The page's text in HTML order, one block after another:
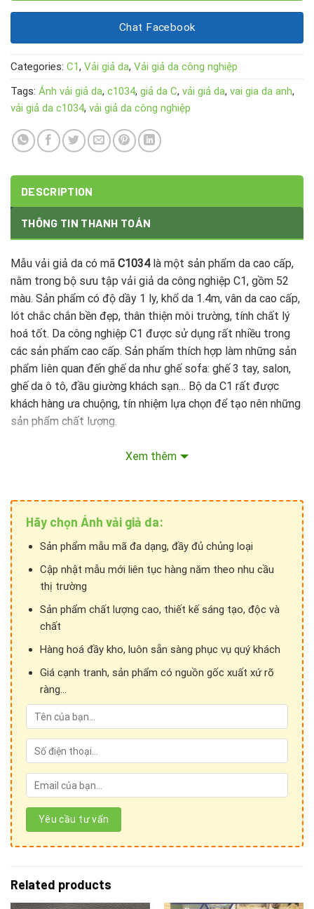
Chat Facebook
Categories: C1, Vải giả da, Vải giả da công nghiệp
Tags: Ánh vải giả da, c1034, giả da C, vải giả da, vai gia da anh,
vải giả da c1034, vải giả da công nghiệp
DESCRIPTION
THÔNG TIN THANH TOÁN
Mẫu vải giả da có mã C1034 là một sản phẩm da cao cấp,
nằm trong bộ sưu tập vải giả da công nghiệp C1, gồm 52
màu. Sản phẩm có độ dầy 1 ly, khổ da 1.4m, vân da cao cấp,
lót chắc chắn bền đẹp, thân thiện môi trường, tính chất lý
hoá tốt. Da công nghiệp C1 được sử dụng rất nhiều trong
các sản phẩm cao cấp. Sản phẩm thích hợp làm những sản
phẩm liên quan đến ghế da như ghế sofa: ghế 3 tay, salon,
ghế da ô tô, đầu giường khách sạn… Bộ da C1 rất được
khách hàng ưa chuộng, tín nhiệm lựa chọn để tạo nên những
sản phẩm chất lượng.
Cảm ơn Quý khách hàng đã quan tâm đến sản phẩm
Để kết nối trực tiếp với chúng tôi, Quý khách hàng vui lòng
liên hệ theo những hình thức sau:
Xem thêm
Hãy chọn Ánh vải giả da:
Sản phẩm mẫu mã đa dạng, đầy đủ chủng loại
Cập nhật mẫu mới liên tục hàng năm theo nhu cầu
thị trường
Sản phẩm chất lượng cao, thiết kế sáng tạo, độc và
chất
Hàng hoá đầy kho, luôn sẵn sàng phục vụ quý khách
Giá cạnh tranh, sản phẩm có nguồn gốc xuất xứ rõ
ràng...
Related products